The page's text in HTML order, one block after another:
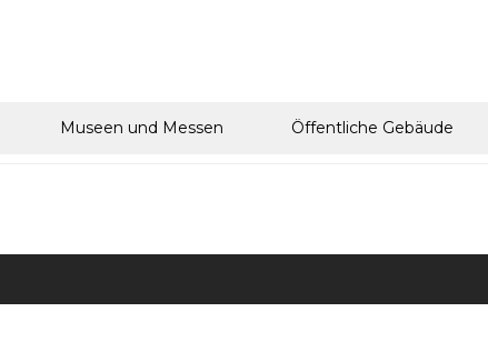
Museen und Messen Öffentliche Gebäude